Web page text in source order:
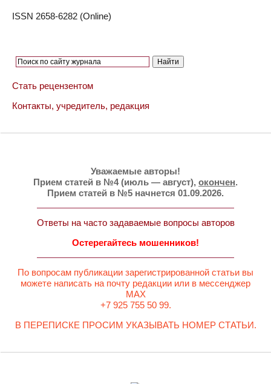
ISSN 2658-6282 (Online)
Стать рецензентом
Контакты, учредитель, редакция
Уважаемые авторы!
Прием статей в №4 (июль — август), окончен.
Прием статей в №5 начнется 01.09.2026.
Ответы на часто задаваемые вопросы авторов
Остерегайтесь мошенников!
По вопросам публикации зарегистрированной статьи вы
можете написать на почту редакции или в мессенджер
MAX
+7 925 755 50 99.
В ПЕРЕПИСКЕ ПРОСИМ УКАЗЫВАТЬ НОМЕР СТАТЬИ.